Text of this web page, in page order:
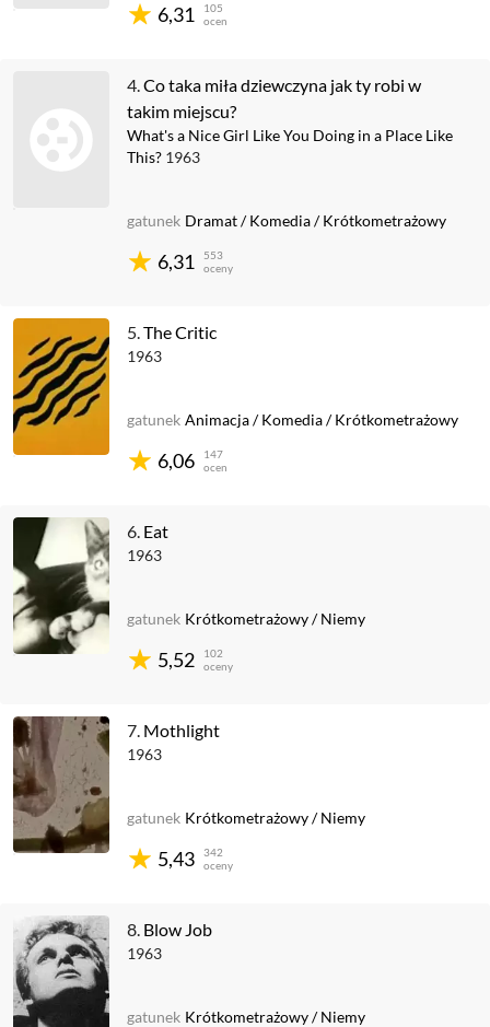
6,31
105
ocen
4.Co taka miła dziewczyna jak ty robi w
takim miejscu?
What's a Nice Girl Like You Doing in a Place Like
This? 1963
6,31
553
oceny
gatunek Dramat/Komedia/Krótkometrażowy
5.The Critic
1963
6,06
147
ocen
gatunek Animacja/Komedia/Krótkometrażowy
6. Eat
1963
5,52
102
oceny
gatunek Krótkometrażowy/Niemy
7. Mothlight
1963
5,43
342
oceny
gatunek Krótkometrażowy/Niemy
8. Blow Job
1963
gatunek Krótkometrażowy/Niemy